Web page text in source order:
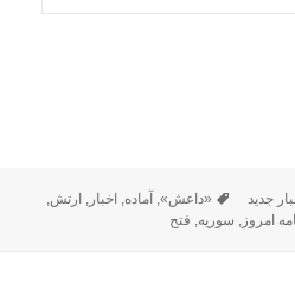
جدید برچسب‌ها
«داعش», آماده, اخبار, ارتش,
امروز, سوریه, فتح